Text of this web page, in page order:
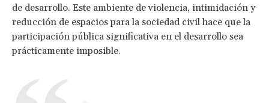
de desarrollo. Este ambiente de violencia, intimidación y
reducción de espacios para la sociedad civil hace que la
participación pública significativa en el desarrollo sea
prácticamente imposible.